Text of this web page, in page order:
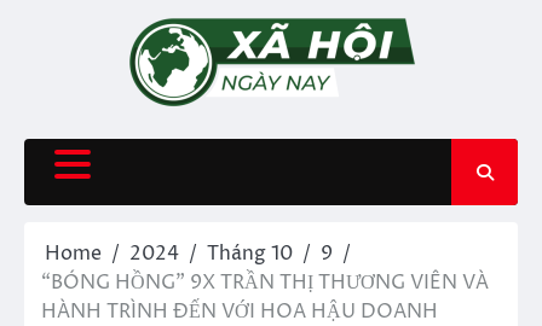
Home 2024 Tháng 10
9
“BÓNG HỒNG” 9X TRẦN THỊ THƯƠNG VIÊN VÀ
HÀNH TRÌNH ĐẾN VỚI HOA HẬU DOANH